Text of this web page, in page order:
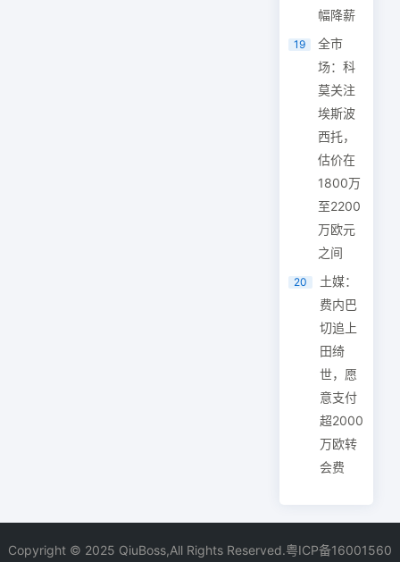
幅降薪
19
全市
场：科
莫关注
埃斯波
西托，
估价在
1800万
至2200
万欧元
之间
20
土媒：
费内巴
切追上
田绮
世，愿
意支付
超2000
万欧转
会费
Copyright © 2025 QiuBoss,All Rights Reserved.粤ICP备16001560